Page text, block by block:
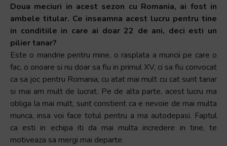
Doua meciuri in acest sezon cu Romania, ai fost in
ambele titular. Ce inseamna acest lucru pentru tine
in conditiile in care ai doar 22 de ani, deci esti un
pilier tanar?
Este o mandrie pentru mine, o rasplata a muncii pe care o
fac, o onoare si nu doar sa fiu in primul XV, ci sa fiu convocat
ca sa joc pentru Romania, cu atat mai mult cu cat sunt tanar
si mai am mult de lucrat. Pe de alta parte, acest lucru ma
obliga la mai mult, sunt constient ca e nevoie de mai multa
munca, insa voi face totul pentru a ma autodepasi. Faptul
ca esti in echipa iti da mai multa incredere in tine, te
motiveaza sa mergi mai departe.